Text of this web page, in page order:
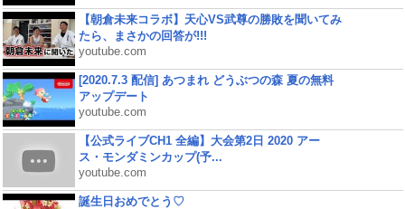
【朝倉未来コラボ】天心VS武尊の勝敗を聞いてみ
たら、まさかの回答が!!!
youtube.com
[2020.7.3 配信] あつまれ どうぶつの森 夏の無料
アップデート
youtube.com
【公式ライブCH1 全編】大会第2日 2020 アー
ス・モンダミンカップ(予...
youtube.com
誕生日おめでとう♡